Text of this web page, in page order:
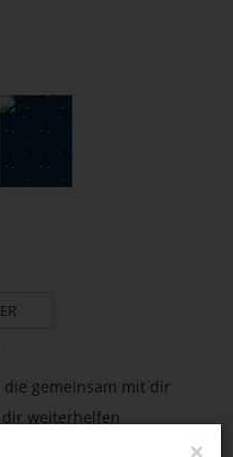
gemeinsam mit dir
weiterhelfen